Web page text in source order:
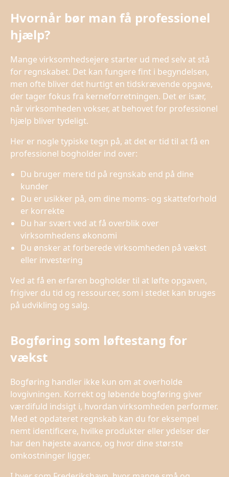
Hvornår bør man få professionel
hjælp?
Mange virksomhedsejere starter ud med selv at stå
for regnskabet. Det kan fungere fint i begyndelsen,
men ofte bliver det hurtigt en tidskrævende opgave,
der tager fokus fra kerneforretningen. Det er især,
når virksomheden vokser, at behovet for professionel
hjælp bliver tydeligt.
Her er nogle typiske tegn på, at det er tid til at få en
professionel bogholder ind over:
Du bruger mere tid på regnskab end på dine
kunder
Du er usikker på, om dine moms- og skatteforhold
er korrekte
Du har svært ved at få overblik over
virksomhedens økonomi
Du ønsker at forberede virksomheden på vækst
eller investering
Ved at få en erfaren bogholder til at løfte opgaven,
frigiver du tid og ressourcer, som i stedet kan bruges
på udvikling og salg.
Bogføring som løftestang for
vækst
Bogføring handler ikke kun om at overholde
lovgivningen. Korrekt og løbende bogføring giver
værdifuld indsigt i, hvordan virksomheden performer.
Med et opdateret regnskab kan du for eksempel
nemt identificere, hvilke produkter eller ydelser der
har den højeste avance, og hvor dine største
omkostninger ligger.